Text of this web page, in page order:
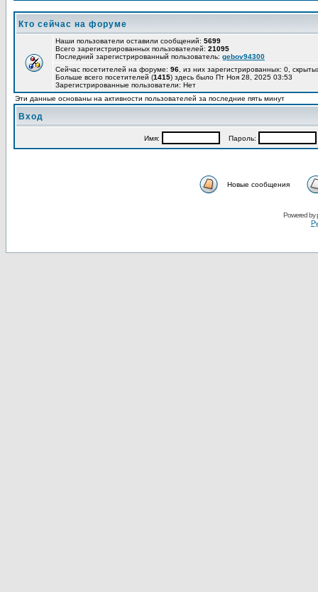
Кто сейчас на форуме
Наши пользователи оставили сообщений: 5699
Всего зарегистрированных пользователей: 21095
Последний зарегистрированный пользователь: gebov94300
Сейчас посетителей на форуме: 96 , из них зарегистрированных: 0,
Больше всего посетителей (1415) здесь было Пт Ноя 28, 2025 03:53
Зарегистрированные пользователи: Нет
Эти данные основаны на активности пользователей за последние пять минут
Вход
Имя: Пароль:
Новые сообщения
Powered by